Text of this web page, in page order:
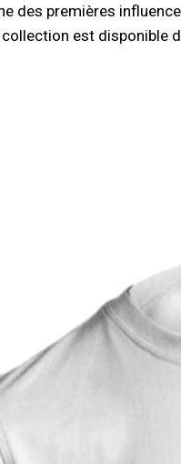
des premières
est disponible